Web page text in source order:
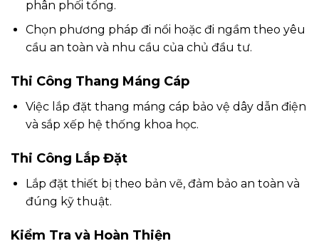
phân phối tổng.
Chọn phương pháp đi nổi hoặc đi ngầm theo yêu
cầu an toàn và nhu cầu của chủ đầu tư.
Thi Công Thang Máng Cáp
Việc lắp đặt thang máng cáp bảo vệ dây dẫn điện
và sắp xếp hệ thống khoa học.
Thi Công Lắp Đặt
Lắp đặt thiết bị theo bản vẽ, đảm bảo an toàn và
đúng kỹ thuật.
Kiểm Tra và Hoàn Thiện